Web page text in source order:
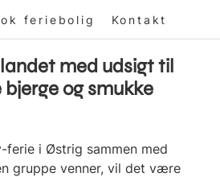
feriebolig Kontakt
med udsigt til
og smukke
ferie i Østrig sammen med
gruppe venner, vil det være